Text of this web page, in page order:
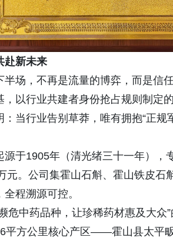
赴新未来
半场，不再是流量的博弈，而是信
，以行业共建者身份抢占规则制
当行业告别草莽，唯有拥抱“正
源于1905年（清光绪三十一年）
元。公司集霍山石斛、霍山铁皮
程溯源可控。
危中药品种，让珍稀药材惠及大
平方公里核心产区——霍山县太平